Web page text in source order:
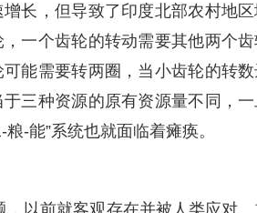
长，但导致了印度北部农村地
一个齿轮的转动需要其他两个
能需要转两圈，当小齿轮的转数
三种资源的原有资源量不同，
-能”系统也就面临着瘫痪。
以前就客观存在并被人类应对。